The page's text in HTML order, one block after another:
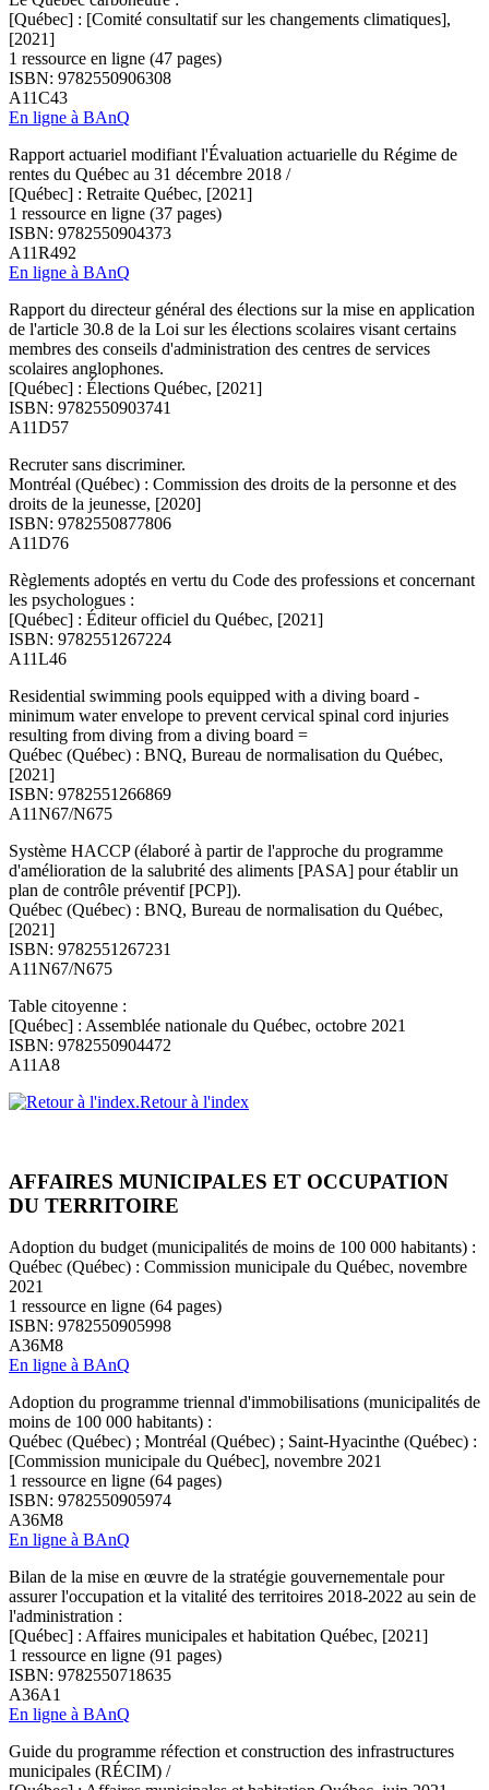
[Québec] : [Comité consultatif sur les changements climatiques],
[2021]
1 ressource en ligne (47 pages)
ISBN: 9782550906308
A11C43
En ligne à BAnQ
Rapport actuariel modifiant l'Évaluation actuarielle du Régime de
rentes du Québec au 31 décembre 2018 /
[Québec] : Retraite Québec, [2021]
1 ressource en ligne (37 pages)
ISBN: 9782550904373
A11R492
En ligne à BAnQ
Rapport du directeur général des élections sur la mise en application
de l'article 30.8 de la Loi sur les élections scolaires visant certains
membres des conseils d'administration des centres de services
scolaires anglophones.
[Québec] : Élections Québec, [2021]
ISBN: 9782550903741
A11D57
Recruter sans discriminer.
Montréal (Québec) : Commission des droits de la personne et des
droits de la jeunesse, [2020]
ISBN: 9782550877806
A11D76
Règlements adoptés en vertu du Code des professions et concernant
les psychologues :
[Québec] : Éditeur officiel du Québec, [2021]
ISBN: 9782551267224
A11L46
Residential swimming pools equipped with a diving board -
minimum water envelope to prevent cervical spinal cord injuries
resulting from diving from a diving board =
Québec (Québec) : BNQ, Bureau de normalisation du Québec,
[2021]
ISBN: 9782551266869
A11N67/N675
Système HACCP (élaboré à partir de l'approche du programme
d'amélioration de la salubrité des aliments [PASA] pour établir un
plan de contrôle préventif [PCP]).
Québec (Québec) : BNQ, Bureau de normalisation du Québec,
[2021]
ISBN: 9782551267231
A11N67/N675
Table citoyenne :
[Québec] : Assemblée nationale du Québec, octobre 2021
ISBN: 9782550904472
A11A8
Retour à l'index
AFFAIRES MUNICIPALES ET OCCUPATION
DU TERRITOIRE
Adoption du budget (municipalités de moins de 100 000 habitants) :
Québec (Québec) : Commission municipale du Québec, novembre
2021
1 ressource en ligne (64 pages)
ISBN: 9782550905998
A36M8
En ligne à BAnQ
Adoption du programme triennal d'immobilisations (municipalités de
moins de 100 000 habitants) :
Québec (Québec) ; Montréal (Québec) ; Saint-Hyacinthe (Québec) :
[Commission municipale du Québec], novembre 2021
1 ressource en ligne (64 pages)
ISBN: 9782550905974
A36M8
En ligne à BAnQ
Bilan de la mise en œuvre de la stratégie gouvernementale pour
assurer l'occupation et la vitalité des territoires 2018-2022 au sein de
l'administration :
[Québec] : Affaires municipales et habitation Québec, [2021]
1 ressource en ligne (91 pages)
ISBN: 9782550718635
A36A1
En ligne à BAnQ
Guide du programme réfection et construction des infrastructures
municipales (RÉCIM) /